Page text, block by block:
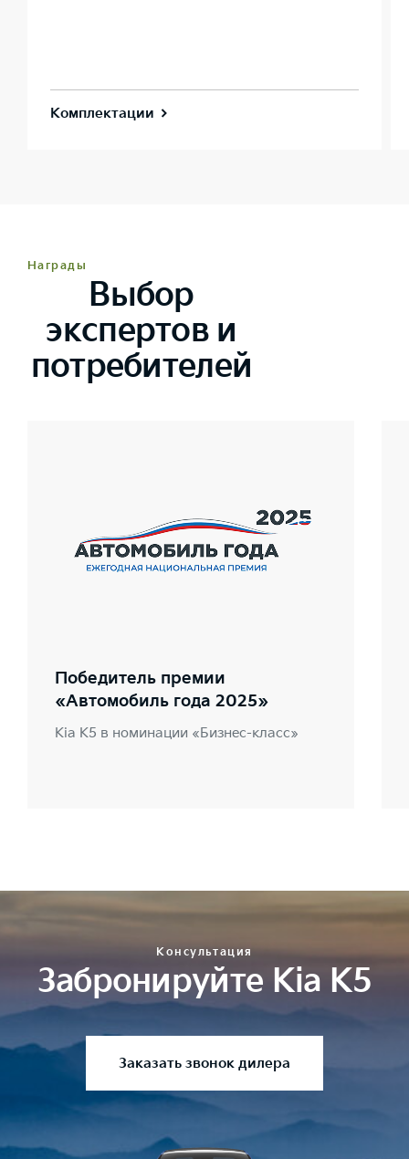
Комплектации
Награды
Выбор
экспертов и
потребителей
Победитель премии
«Автомобиль года 2025»
Kia K5 в номинации «Бизнес-класс»
Консультация
Забронируйте Kia K5
Заказать звонок дилера